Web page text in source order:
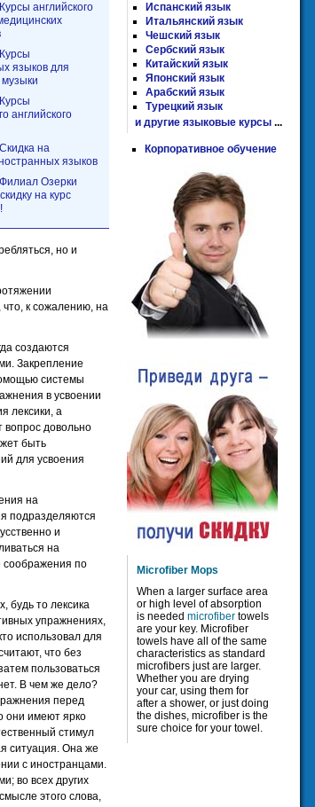
Курсы английского
Курсы
языков для
Курсы
английского
Cкидка на
языков
Филиал Озерки
на курс
но и
что, к сожалению, на
создаются
Закрепление
системы
в усвоении
лексики, а
довольно
быть
для усвоения
на
подразделяются
и
на
соображения по
будь то лексика
упражнениях,
использовал для
что без
пользоваться
В чем же дело?
перед
они имеют ярко
стимул
ситуация. Она же
с иностранцами.
во всех других
этого слова,
Испанский язык
Итальянский язык
Чешский язык
Сербский язык
Китайский язык
Японский язык
Арабский язык
Турецкий язык
и другие языковые курсы ...
Корпоративное обучение
Microfiber Mops
When a larger surface area
or high level of absorption
is needed microfiber towels
are your key. Microfiber
towels have all of the same
characteristics as standard
microfibers just are larger.
Whether you are drying
your car, using them for
after a shower, or just doing
the dishes, microfiber is the
sure choice for your towel.